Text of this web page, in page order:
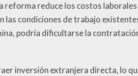
reduce los costos laborales
las condiciones de trabajo
podría dificultarse la
inversión extranjera directa, lo